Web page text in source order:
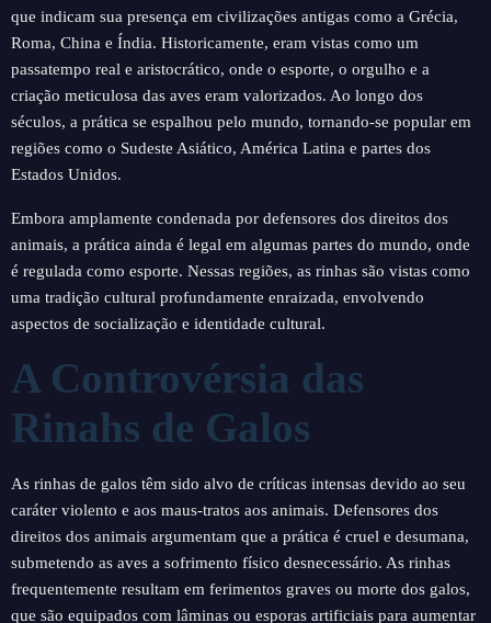
que indicam sua presença em civilizações antigas como a Grécia,
Roma, China e Índia. Historicamente, eram vistas como um
passatempo real e aristocrático, onde o esporte, o orgulho e a
criação meticulosa das aves eram valorizados. Ao longo dos
séculos, a prática se espalhou pelo mundo, tornando-se popular em
regiões como o Sudeste Asiático, América Latina e partes dos
Estados Unidos.
Embora amplamente condenada por defensores dos direitos dos
animais, a prática ainda é legal em algumas partes do mundo, onde
é regulada como esporte. Nessas regiões, as rinhas são vistas como
uma tradição cultural profundamente enraizada, envolvendo
aspectos de socialização e identidade cultural.
A Controvérsia das
Rinahs de Galos
As rinhas de galos têm sido alvo de críticas intensas devido ao seu
caráter violento e aos maus-tratos aos animais. Defensores dos
direitos dos animais argumentam que a prática é cruel e desumana,
submetendo as aves a sofrimento físico desnecessário. As rinhas
frequentemente resultam em ferimentos graves ou morte dos galos,
que são equipados com lâminas ou esporas artificiais para aumentar